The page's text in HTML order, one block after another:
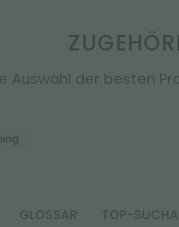
Auswahl der besten
GLOSSAR TOP-